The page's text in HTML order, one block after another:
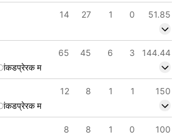
14 27 1 0
51.85
65 45 6 3
144.44
ांकडप्रेरक म
12 8 1 1
150
ांकडप्रेरक म
8 8 1 0
100